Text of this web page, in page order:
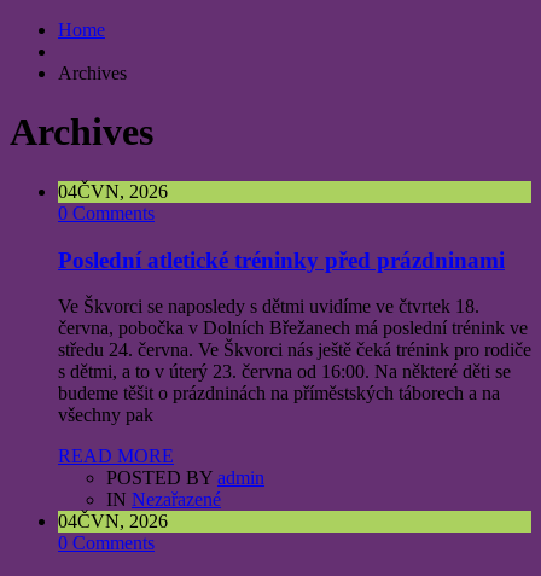
Home
Archives
Archives
04ČVN, 2026
0 Comments
Poslední atletické tréninky před prázdninami
Ve Škvorci se naposledy s dětmi uvidíme ve čtvrtek 18.
června, pobočka v Dolních Břežanech má poslední trénink ve
středu 24. června. Ve Škvorci nás ještě čeká trénink pro rodiče
s dětmi, a to v úterý 23. června od 16:00. Na některé děti se
budeme těšit o prázdninách na příměstských táborech a na
všechny pak
READ MORE
POSTED BY admin
IN Nezařazené
04ČVN, 2026
0 Comments